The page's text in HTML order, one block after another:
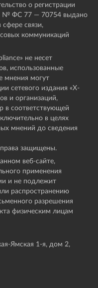
о регистрации
№ ФС 77 — 70754 выдано
связи,
коммуникаций
не несет
использованные
мнения могут
сетевого издания «X-
и организаций,
в соответствующей
в целях
мнений до сведения
защищены.
веб-сайте,
применения
и не подлежит
распространению
разрешения
физическим лицам
Ямская 1-я, дом 2,